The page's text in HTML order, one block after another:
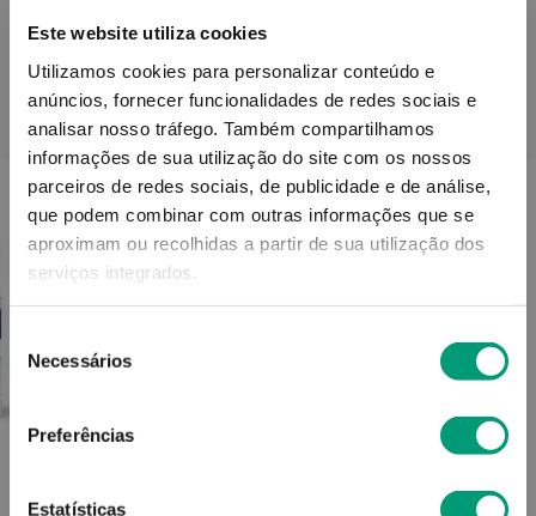
Este website utiliza cookies
Utilizamos cookies para personalizar conteúdo e
anúncios, fornecer funcionalidades de redes sociais e
analisar nosso tráfego. Também compartilhamos
informações de sua utilização do site com os nossos
parceiros de redes sociais, de publicidade e de análise,
que podem combinar com outras informações que se
aproximam ou recolhidas a partir de sua utilização dos
serviços integrados.
Necessários
Preferências
Estatísticas
PODERÁ TAMBÉM GOSTAR